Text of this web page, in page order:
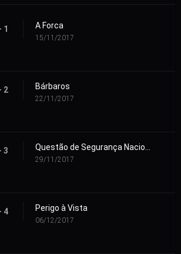
1 A Forca
15/11/2017
2 Bárbaros
22/11/2017
3
29/11/2017
4 Perigo à Vista
06/12/2017